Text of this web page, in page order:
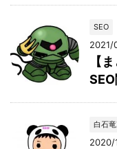
SEO
2021/
【
白石
2020/